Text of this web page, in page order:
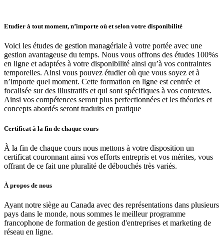
Etudier à tout moment, n’importe où et selon votre disponibilité
Voici les études de gestion managériale à votre portée avec une
gestion avantageuse du temps. Nous vous offrons des études 100%s
en ligne et adaptées à votre disponibilité ainsi qu’à vos contraintes
temporelles. Ainsi vous pouvez étudier où que vous soyez et à
n’importe quel moment. Cette formation en ligne est centrée et
focalisée sur des illustratifs et qui sont spécifiques à vos contextes.
Ainsi vos compétences seront plus perfectionnées et les théories et
concepts abordés seront traduits en pratique
Certificat à la fin de chaque cours
À la fin de chaque cours nous mettons à votre disposition un
certificat couronnant ainsi vos efforts entrepris et vos mérites, vous
offrant de ce fait une pluralité de débouchés très variés.
À propos de nous
Ayant notre siège au Canada avec des représentations dans plusieurs
pays dans le monde, nous sommes le meilleur programme
francophone de formation de gestion d'entreprises et marketing de
réseau en ligne.